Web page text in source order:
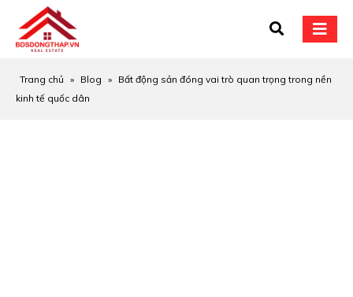
Trang chủ » Blog » Bất động sản đóng vai trò quan trọng trong nền
kinh tế quốc dân